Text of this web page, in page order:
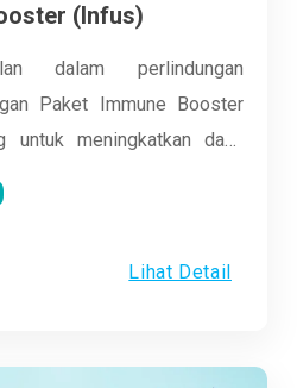
(Infus)
dalam perlindungan
Paket Immune Booster
untuk meningkatkan daya
efektif. Dengan kombinasi
kami membantu
kekebalan Anda secara
manfaatnya dalam menjaga
Lihat Detail